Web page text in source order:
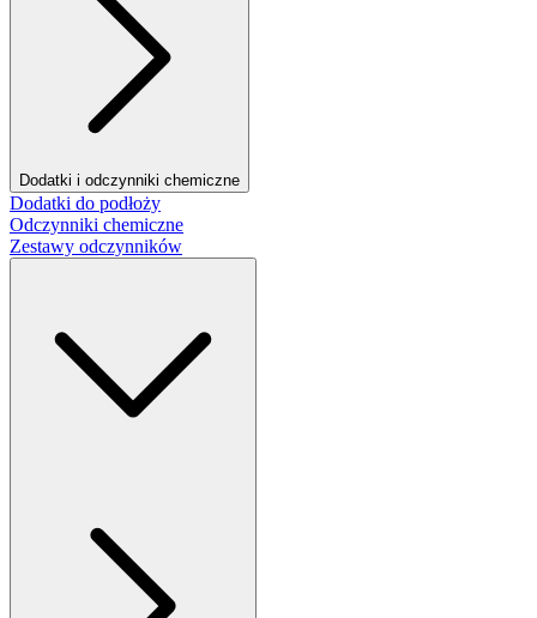
Dodatki i odczynniki chemiczne
Dodatki do podłoży
Odczynniki chemiczne
Zestawy odczynników